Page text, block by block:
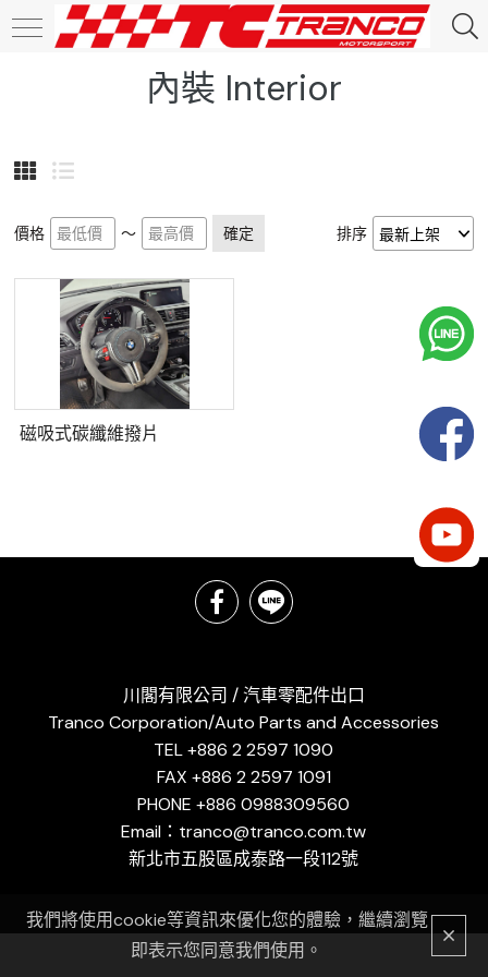
內裝 Interior
價格 ～ 確定 排序
磁吸式碳纖維撥片
川閣有限公司 / 汽車零配件出口
Tranco Corporation/Auto Parts and Accessories
TEL +886 2 2597 1090
FAX +886 2 2597 1091
PHONE +886 0988309560
Email：tranco@tranco.com.tw
新北市五股區成泰路一段112號
我們將使用cookie等資訊來優化您的體驗，繼續瀏覽
即表示您同意我們使用。